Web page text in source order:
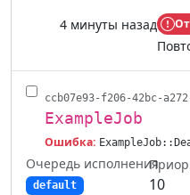
4 минуты назад
ccb07e93-f206-42bc-
ExampleJob
Ошибка:
Очередь исполнения
default 10